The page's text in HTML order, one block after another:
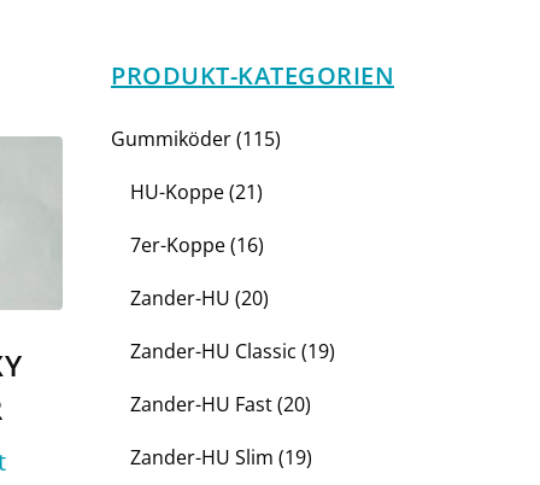
PRODUKT-KATEGORIEN
Gummiköder 115115
Produkte
HU-Koppe 2121
Produkte
7er-Koppe 1616
Produkte
Zander-HU 2020
Produkte
Zander-HU Classic 1919
Produkte
Zander-HU Fast 2020
Produkte
Zander-HU Slim 1919
Produkte